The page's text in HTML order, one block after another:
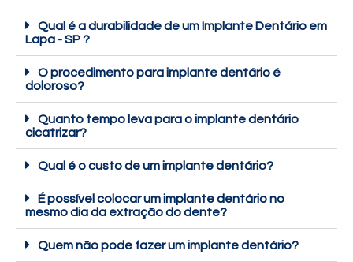
Qual é a durabilidade de um Implante Dentário em
Lapa - SP ?
O procedimento para implante dentário é
doloroso?
Quanto tempo leva para o implante dentário
cicatrizar?
Qual é o custo de um implante dentário?
É possível colocar um implante dentário no
mesmo dia da extração do dente?
Quem não pode fazer um implante dentário?